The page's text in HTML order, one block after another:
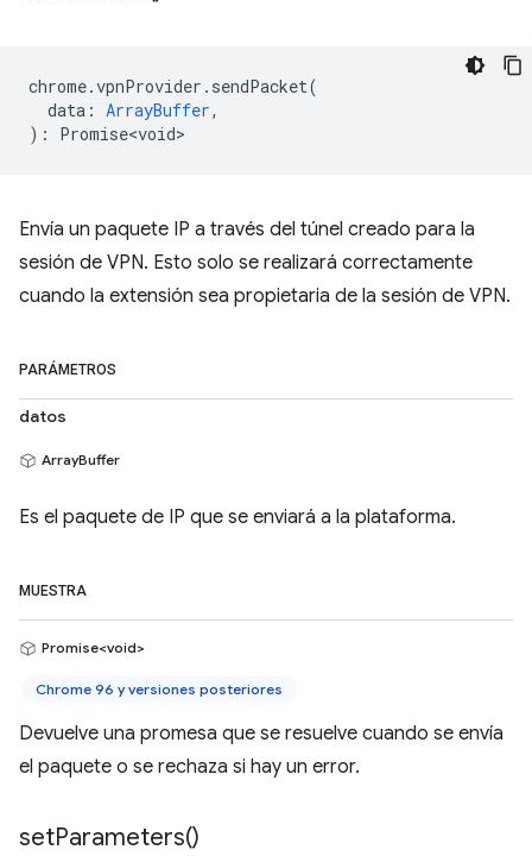
chrome.vpnProvider . sendPacket(
data : ArrayBuffer,
) : Promise<void>
Envía un paquete IP a través del túnel creado para la
sesión de VPN. Esto solo se realizará correctamente
cuando la extensión sea propietaria de la sesión de VPN.
PARÁMETROS
datos
ArrayBuffer
Es el paquete de IP que se enviará a la plataforma.
MUESTRA
Promise<void>
Chrome 96 y versiones posteriores
Devuelve una promesa que se resuelve cuando se envía
el paquete o se rechaza si hay un error.
setParameters()